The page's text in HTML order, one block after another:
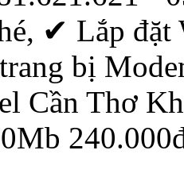
✔ ‎Lắp
bị
Cần Thơ